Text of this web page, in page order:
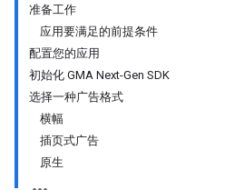
准备工作
应用要满足的前提条件
配置您的应用
初始化 GMA Next-Gen SDK
选择一种广告格式
横幅
插页式广告
原生